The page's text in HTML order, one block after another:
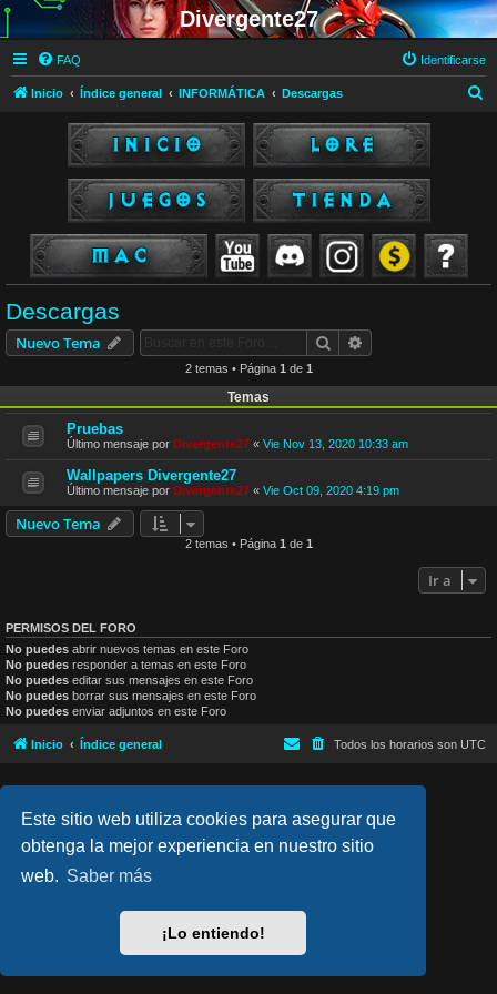
Este sitio web utiliza cookies para asegurar que
obtenga la mejor experiencia en nuestro sitio
web. Saber más
¡Lo entiendo!
Divergente27
FAQ Identificarse
Inicio Índice general INFORMÁTICA Descargas
Descargas
Nuevo Tema Buscar
2 temas • Página 1 de 1
Temas
Pruebas
Último mensaje por Divergente27 « Vie Nov 13, 2020 10:33 am
Wallpapers Divergente27
Último mensaje por Divergente27 « Vie Oct 09, 2020 4:19 pm
Nuevo Tema
2 temas • Página 1 de 1
Ir a
PERMISOS DEL FORO
No puedes abrir nuevos temas en este Foro
No puedes responder a temas en este Foro
No puedes editar sus mensajes en este Foro
No puedes borrar sus mensajes en este Foro
No puedes enviar adjuntos en este Foro
Inicio Índice general Todos los horarios son UTC
Style Version: 1.2.4
® Forum Software © phpBB Limited
Traducción al español por phpBB España